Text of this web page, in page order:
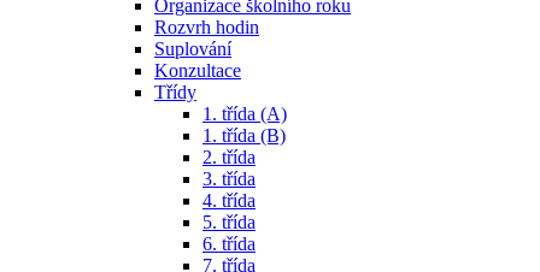
Organizace školního roku
Rozvrh hodin
Suplování
Konzultace
Třídy
1. třída (A)
1. třída (B)
2. třída
3. třída
4. třída
5. třída
6. třída
7. třída